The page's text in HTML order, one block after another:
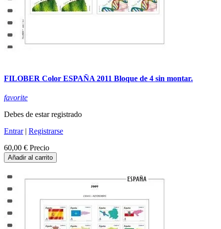
FILOBER Color ESPAÑA 2011 Bloque de 4 sin montar.
favorite
Debes de estar registrado
Entrar| Registrarse
60,00 € Precio
Añadir al carrito